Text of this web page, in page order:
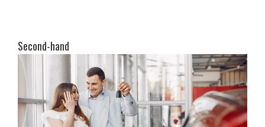
Second-hand